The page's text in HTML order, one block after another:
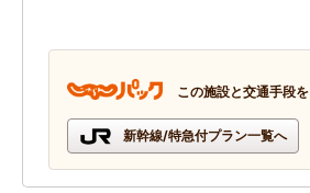
この施設と交通手段
新幹線/特急付プラン一覧へ